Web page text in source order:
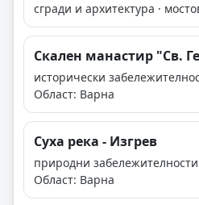
сгради и архитектура ·
Скален манастир "Св.
исторически
Област: Варна
Суха река - Изгрев
природни
Област: Варна